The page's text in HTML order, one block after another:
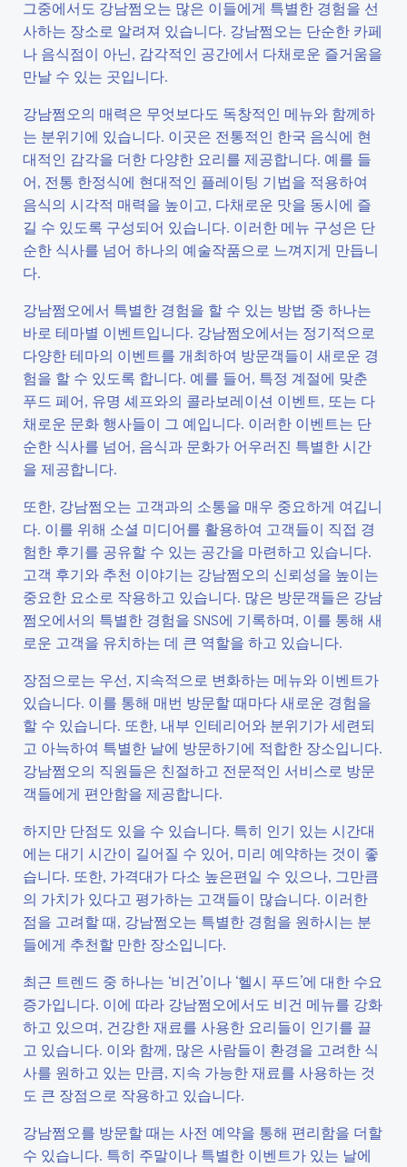
그중에서도 강남쩜오는 많은 이들에게 특별한 경험을 선
사하는 장소로 알려져 있습니다. 강남쩜오는 단순한 카페
나 음식점이 아닌, 감각적인 공간에서 다채로운 즐거움을
만날 수 있는 곳입니다.
강남쩜오의 매력은 무엇보다도 독창적인 메뉴와 함께하
는 분위기에 있습니다. 이곳은 전통적인 한국 음식에 현
대적인 감각을 더한 다양한 요리를 제공합니다. 예를 들
어, 전통 한정식에 현대적인 플레이팅 기법을 적용하여
음식의 시각적 매력을 높이고, 다채로운 맛을 동시에 즐
길 수 있도록 구성되어 있습니다. 이러한 메뉴 구성은 단
순한 식사를 넘어 하나의 예술작품으로 느껴지게 만듭니
다.
강남쩜오에서 특별한 경험을 할 수 있는 방법 중 하나는
바로 테마별 이벤트입니다. 강남쩜오에서는 정기적으로
다양한 테마의 이벤트를 개최하여 방문객들이 새로운 경
험을 할 수 있도록 합니다. 예를 들어, 특정 계절에 맞춘
푸드 페어, 유명 셰프와의 콜라보레이션 이벤트, 또는 다
채로운 문화 행사들이 그 예입니다. 이러한 이벤트는 단
순한 식사를 넘어, 음식과 문화가 어우러진 특별한 시간
을 제공합니다.
또한, 강남쩜오는 고객과의 소통을 매우 중요하게 여깁니
다. 이를 위해 소셜 미디어를 활용하여 고객들이 직접 경
험한 후기를 공유할 수 있는 공간을 마련하고 있습니다.
고객 후기와 추천 이야기는 강남쩜오의 신뢰성을 높이는
중요한 요소로 작용하고 있습니다. 많은 방문객들은 강남
쩜오에서의 특별한 경험을 SNS에 기록하며, 이를 통해 새
로운 고객을 유치하는 데 큰 역할을 하고 있습니다.
장점으로는 우선, 지속적으로 변화하는 메뉴와 이벤트가
있습니다. 이를 통해 매번 방문할 때마다 새로운 경험을
할 수 있습니다. 또한, 내부 인테리어와 분위기가 세련되
고 아늑하여 특별한 날에 방문하기에 적합한 장소입니다.
강남쩜오의 직원들은 친절하고 전문적인 서비스로 방문
객들에게 편안함을 제공합니다.
하지만 단점도 있을 수 있습니다. 특히 인기 있는 시간대
에는 대기 시간이 길어질 수 있어, 미리 예약하는 것이 좋
습니다. 또한, 가격대가 다소 높은편일 수 있으나, 그만큼
의 가치가 있다고 평가하는 고객들이 많습니다. 이러한
점을 고려할 때, 강남쩜오는 특별한 경험을 원하시는 분
들에게 추천할 만한 장소입니다.
최근 트렌드 중 하나는 ‘비건’이나 ‘헬시 푸드’에 대한 수요
증가입니다. 이에 따라 강남쩜오에서도 비건 메뉴를 강화
하고 있으며, 건강한 재료를 사용한 요리들이 인기를 끌
고 있습니다. 이와 함께, 많은 사람들이 환경을 고려한 식
사를 원하고 있는 만큼, 지속 가능한 재료를 사용하는 것
도 큰 장점으로 작용하고 있습니다.
강남쩜오를 방문할 때는 사전 예약을 통해 편리함을 더할
수 있습니다. 특히 주말이나 특별한 이벤트가 있는 날에